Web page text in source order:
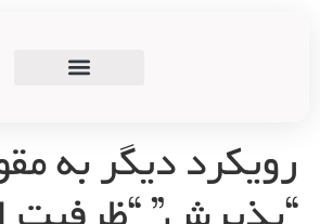
رویکرد دیگر به